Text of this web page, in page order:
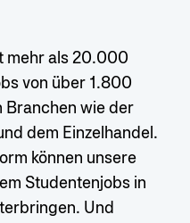
mehr als 20.000
von über 1.800
Branchen wie der
dem Einzelhandel.
können unsere
Studentenjobs in
Und